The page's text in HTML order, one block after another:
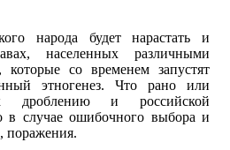
народа будет нарастать и
населенных различными
которые со временем запустят
этногенез. Что рано или
дроблению и российской
в случае ошибочного выбора и
поражения.